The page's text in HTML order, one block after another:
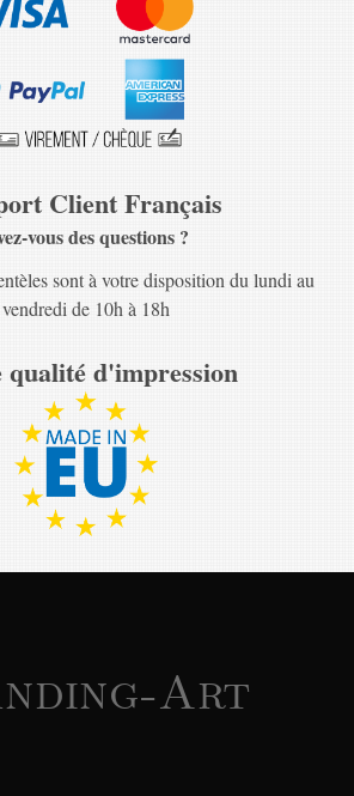
Client Français
vous des questions ?
sont à votre disposition du lundi au
vendredi de 10h à 18h
qualité d'impression
Art